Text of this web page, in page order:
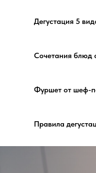
Дегустация 5
Сочетания блюд
Фуршет от шеф-
Правила